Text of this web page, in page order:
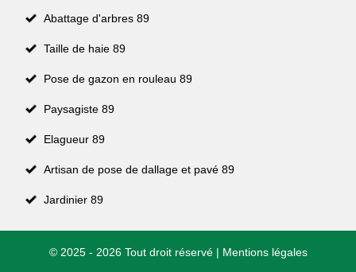
Abattage d'arbres 89
Taille de haie 89
Pose de gazon en rouleau 89
Paysagiste 89
Elagueur 89
Artisan de pose de dallage et pavé 89
Jardinier 89
© 2025 - 2026 Tout droit réservé | Mentions légales